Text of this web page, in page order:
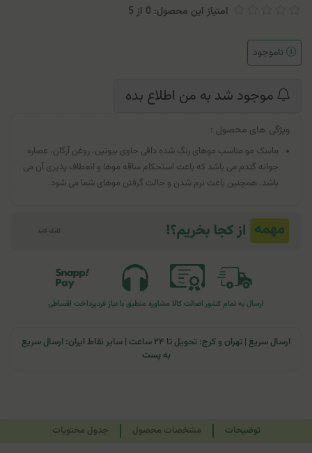
امتیاز این محصول: 0 از 5
ناموجود
موجود شد به من اطلاع بده
ویژگی های محصول :
ماسک مو مناسب موهای رنگ شده دافی حاوی بیوتین، روغن آرگان، عصاره
جوانه گندم می باشد که باعث استحکام ساقه موها و انعطاف پذیری آن می
باشد. همچنین باعث نرم شدن و حالت گرفتن موهای شما می شود.
ارسال به تمام کشوراصالت کالا مشاوره منطبق با نیاز فردپرداخت اقساطی
ارسال سریع | تهران و کرج: تحویل تا ۲۴ ساعت | سایر نقاط ایران: ارسال سریع
به پست
توضیحات مشخصات محصول جدول محتویات